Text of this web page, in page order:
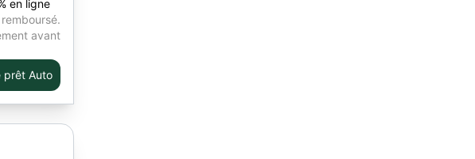
en ligne
avant
prêt Auto